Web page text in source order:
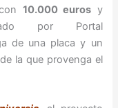
10.000 euros y
por Portal
de una placa y un
la que provenga el